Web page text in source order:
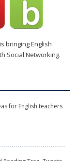
bringing English
Social Networking.
for English teachers